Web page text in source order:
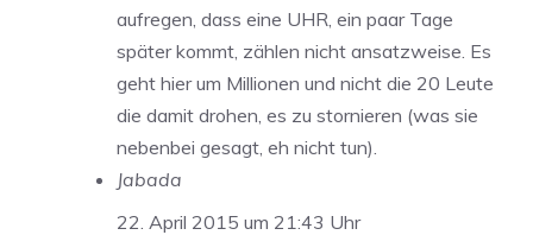
aufregen, dass eine UHR, ein paar Tage
später kommt, zählen nicht ansatzweise. Es
geht hier um Millionen und nicht die 20 Leute
die damit drohen, es zu stornieren (was sie
nebenbei gesagt, eh nicht tun).
Jabada
22. April 2015 um 21:43 Uhr